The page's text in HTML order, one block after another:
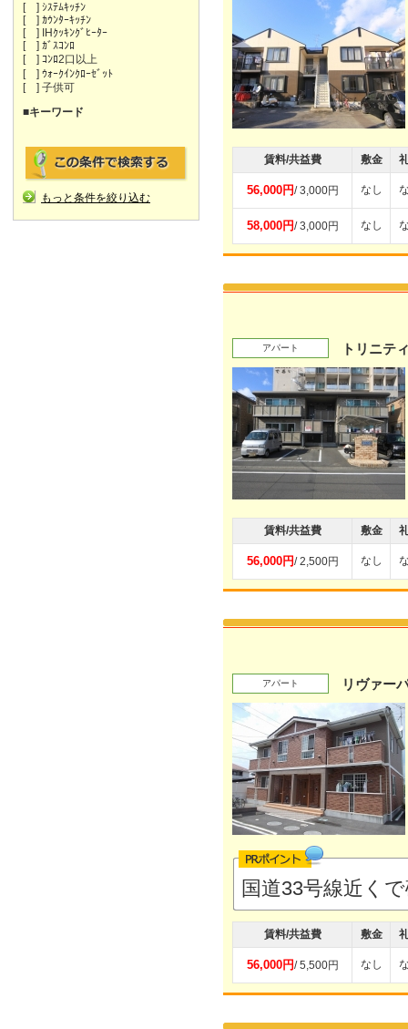
[ ] ｼｽﾃﾑｷｯﾁﾝ
[ ] ｶｳﾝﾀｰｷｯﾁﾝ
[ ] IHｸｯｷﾝｸﾞﾋｰﾀｰ
[ ] ｶﾞｽｺﾝﾛ
[ ] ｺﾝﾛ2口以上
[ ] ｳｫｰｸｲﾝｸﾛｰｾﾞｯﾄ
[ ] 子供可
■キーワード
もっと条件を絞り込む
賃料/共益費 敷金
56,000円/ 3,000円 なし
58,000円/ 3,000円 なし
アパート トリニテ
賃料/共益費 敷金
56,000円/ 2,500円 なし
アパート リヴァー
国道33号線近く
賃料/共益費 敷金
56,000円/ 5,500円 なし